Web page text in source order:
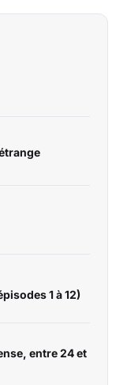
1 à 12)
entre 24 et